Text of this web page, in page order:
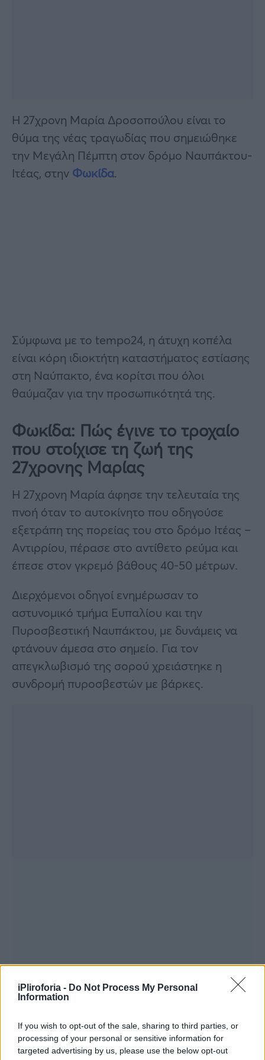
iPliroforia - Do Not Process My Personal
Information
If you wish to opt-out of the sale, sharing to third parties, or
processing of your personal or sensitive information for
targeted advertising by us, please use the below opt-out
Η 27χρονη Μαρία Δροσοπούλου είναι το
θύμα της νέας τραγωδίας που σημειώθηκε
την Μεγάλη Πέμπτη στον δρόμο Ναυπάκτου-
Ιτέας, στην Φωκίδα.
Σύμφωνα με το tempo24, η άτυχη κοπέλα
είναι κόρη ιδιοκτήτη καταστήματος εστίασης
στη Ναύπακτο, ένα κορίτσι που όλοι
θαύμαζαν για την προσωπικότητά της.
Φωκίδα: Πώς έγινε το τροχαίο
που στοίχισε τη ζωή της
27χρονης Μαρίας
Η 27χρονη Μαρία άφησε την τελευταία της
πνοή όταν το αυτοκίνητο που οδηγούσε
εξετράπη της πορείας του στο δρόμο Ιτέας –
Αντιρρίου, πέρασε στο αντίθετο ρεύμα και
έπεσε στον γκρεμό βάθους 40-50 μέτρων.
Διερχόμενοι οδηγοί ενημέρωσαν το
αστυνομικό τμήμα Ευπαλίου και την
Πυροσβεστική Ναυπάκτου, με δυνάμεις να
φτάνουν άμεσα στο σημείο. Για τον
απεγκλωβισμό της σορού χρειάστηκε η
συνδρομή πυροσβεστών με βάρκες.